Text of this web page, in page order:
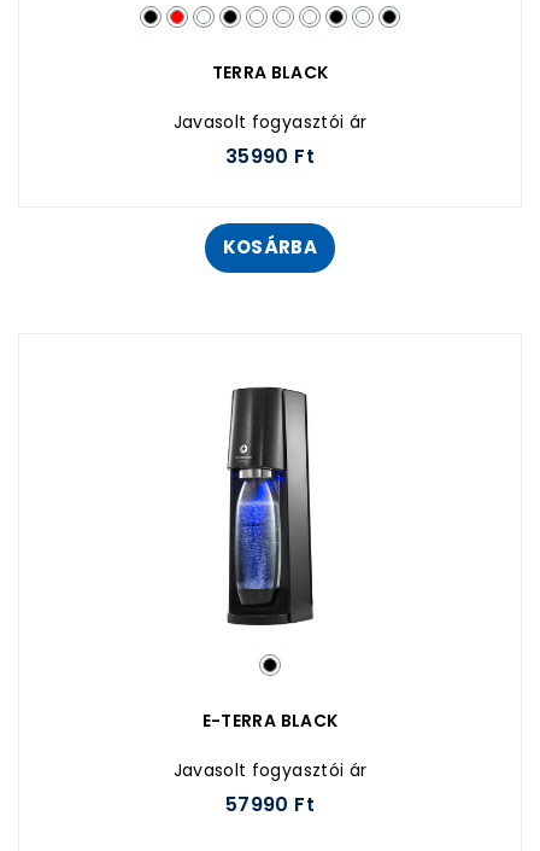
TERRA BLACK
Javasolt fogyasztói ár
35990 Ft
KOSÁRBA
E-TERRA BLACK
Javasolt fogyasztói ár
57990 Ft